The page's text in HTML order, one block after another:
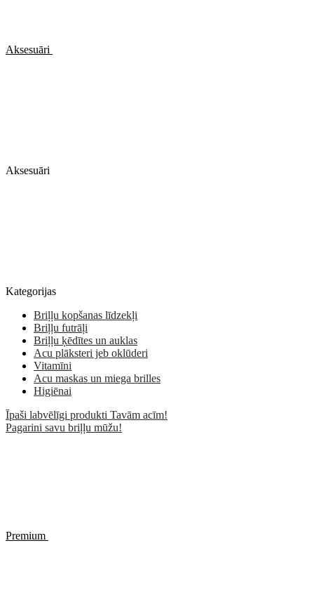
Aksesuāri
Aksesuāri
Kategorijas
Briļļu kopšanas līdzekļi
Briļļu futrāļi
Briļļu ķēdītes un auklas
Acu plāksteri jeb oklūderi
Vitamīni
Acu maskas un miega brilles
Higiēnai
Īpaši labvēlīgi produkti Tavām acīm!
Pagarini savu briļļu mūžu!
Premium